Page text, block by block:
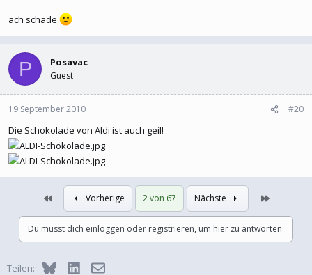
ach schade
P Posavac
Guest
19 September 2010 #20
Die Schokolade von Aldi ist auch geil!
Erste Vorherige 2 von 67 Nächste Letzte
Du musst dich einloggen oder registrieren, um hier zu antworten.
Teilen: BlueskyLinkedInE-Mail